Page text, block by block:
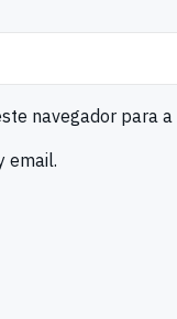
navegador para
email.